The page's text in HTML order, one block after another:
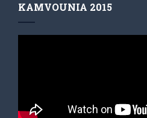
KAMVOUNIA 2015